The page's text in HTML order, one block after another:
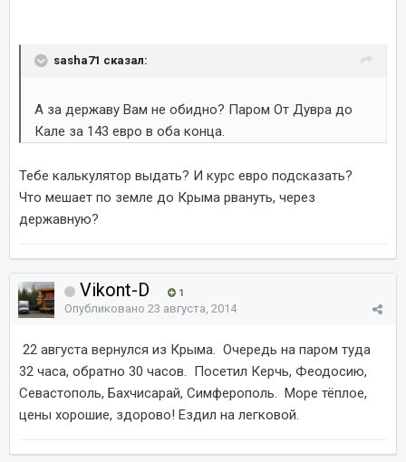
sasha71 сказал:
А за державу Вам не обидно? Паром От Дувра до
Кале за 143 евро в оба конца.
Тебе калькулятор выдать? И курс евро подсказать?
Что мешает по земле до Крыма рвануть, через
державную?
Vikont-D 1
Опубликовано 23 августа, 2014
22 августа вернулся из Крыма. Очередь на паром туда
32 часа, обратно 30 часов. Посетил Керчь, Феодосию,
Севастополь, Бахчисарай, Симферополь. Море тёплое,
цены хорошие, здорово! Ездил на легковой.